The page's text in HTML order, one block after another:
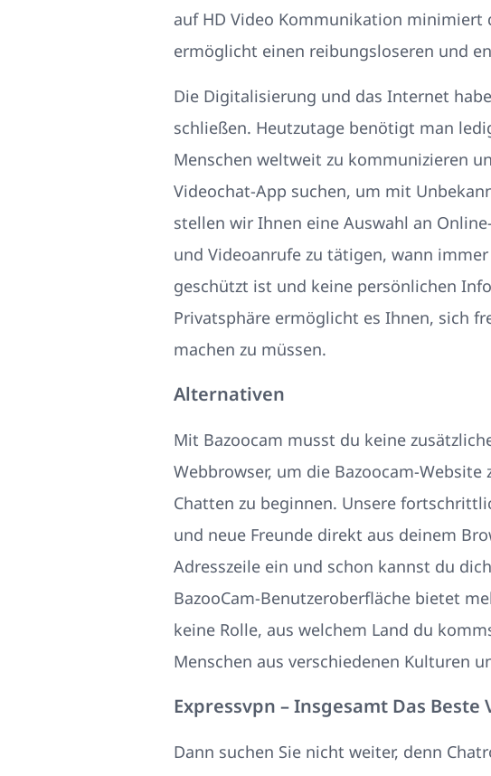
auf HD Video Kommunikation minimiert
ermöglicht einen reibungsloseren und
Die Digitalisierung und das Internet
schließen. Heutzutage benötigt man
Menschen weltweit zu kommunizieren
Videochat-App suchen, um mit
stellen wir Ihnen eine Auswahl an
und Videoanrufe zu tätigen, wann
geschützt ist und keine persönlichen
Privatsphäre ermöglicht es Ihnen, sich
machen zu müssen.
Alternativen
Mit Bazoocam musst du keine
Webbrowser, um die Bazoocam-
Chatten zu beginnen. Unsere
und neue Freunde direkt aus deinem
Adresszeile ein und schon kannst du
BazooCam-Benutzeroberfläche bietet
keine Rolle, aus welchem Land du
Menschen aus verschiedenen Kulturen
Expressvpn – Insgesamt Das
Dann suchen Sie nicht weiter, denn